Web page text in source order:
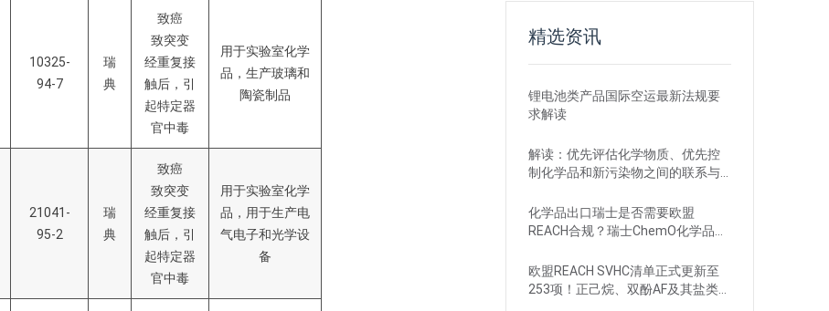
10325-
94-7
瑞
典
致癌
致突变
经重复接
触后，引
起特定器
官中毒
用于实验室化学
品，生产玻璃和
陶瓷制品
21041-
95-2
瑞
典
致癌
致突变
经重复接
触后，引
起特定器
官中毒
用于实验室化学
品，用于生产电
气电子和光学设
备
精选资讯
锂电池类产品国际空运最新法规要
求解读
解读：优先评估化学物质、优先控
制化学品和新污染物之间的联系与
化学品出口瑞士是否需要欧盟
REACH合规？瑞士ChemO化学品法
欧盟REACH SVHC清单正式更新至
253项！正己烷、双酚AF及其盐类物